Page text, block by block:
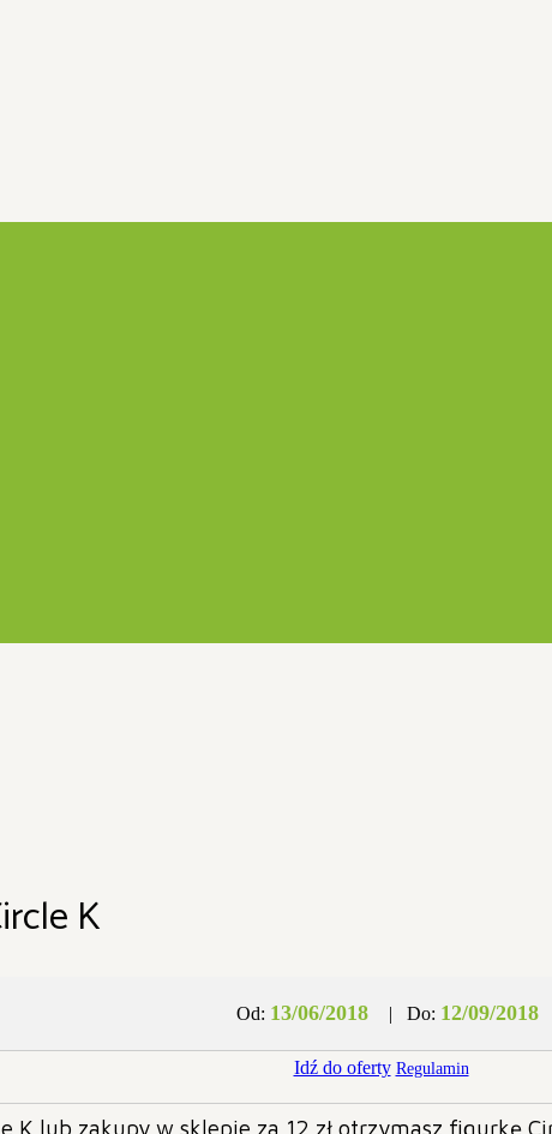
K
Od: 13/06/2018 | Do: 12/09/2018
Idź do oferty Regulamin
K lub zakupy w sklepie za 12 zł otrzymasz figurkę